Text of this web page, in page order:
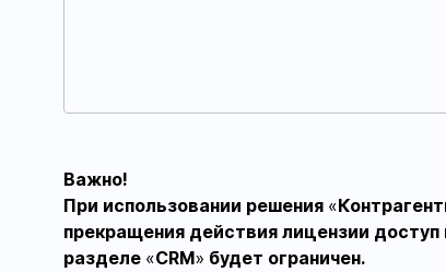
Важно!
При использовании решения «
прекращения действия лицензии
разделе «CRM» будет ограничен.